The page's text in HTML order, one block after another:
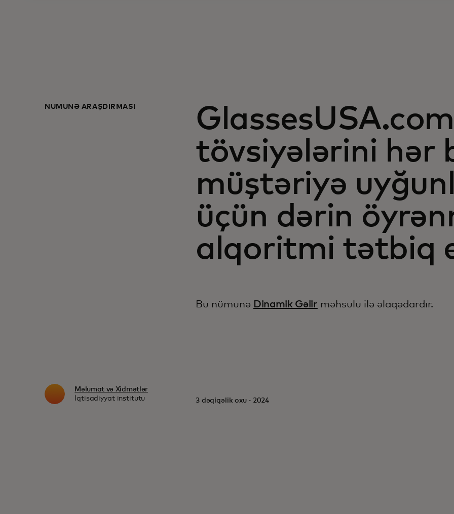
NÜMUNƏ ARAŞDIRMASI
GlassesUSA.com
tövsiyələrini hər
müştəriyə
üçün dərin
alqoritmi tətbiq
Bu nümunə Dinamik Gəlir məhsulu ilə əlaqədardır.
Məlumat və Xidmətlər
İqtisadiyyat institutu
3 dəqiqəlik oxu · 2024